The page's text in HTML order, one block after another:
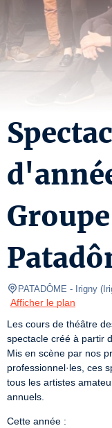
PATADÔME - Irigny (
Afficher le plan
Les cours de théâtre
spectacle créé à partir
Mis en scène par nos
professionnel·les, ces
tous les artistes
annuels.
Cette année :